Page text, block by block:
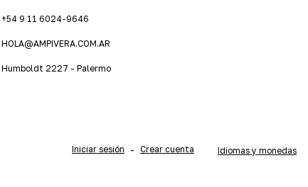
+54 9 11 6024-9646
HOLA@AMPIVERA.COM.AR
Humboldt 2227 - Palermo
Iniciar sesión - Crear cuenta Idiomas y monedas